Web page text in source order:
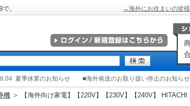
。 →海外にお住まいの皆
夏季休業のお知らせ ■海外発送のお取り扱い停止のお知らせ
機 ＞ 【海外向け家電】【220V】【230V】【240V】